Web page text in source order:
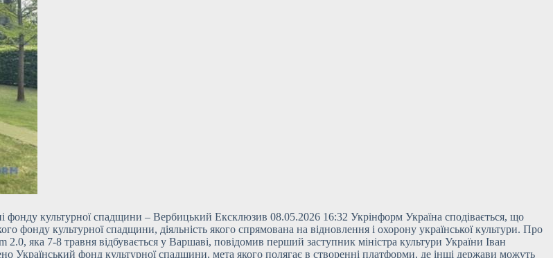
фонду культурної спадщини – Вербицький Ексклюзив 08.05.2026 16:32 Укрінформ Україна сподівається, що
фонду культурної спадщини, діяльність якого спрямована на відновлення і охорону української культури. Про
яка 7-8 травня відбувається у Варшаві, повідомив перший заступник міністра культури України Іван
Український фонд культурної спадщини, мета якого полягає в створенні платформи, де інші держави можуть